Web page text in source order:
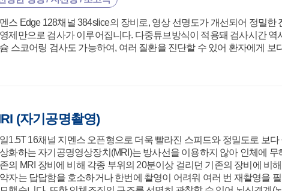
스 Edge 128채널 384slice의 장비로, 영상 선명도가 개선되어 정밀
제만으로 검사가 이루어집니다. 다중튜브방식이 적용돼 검사시간
스코어링 검사도 가능하여, 여러 질환을 진단할 수 있어 환자에게 보
(자기공명촬영)
1.5T 16채널 지멘스 오픈형으로 더욱 빨라진 스피드와 정밀도로 보
화하는 자기공명영상장치(MRI)는 방사선을 이용하지 않아 인체에
의 MRI 장비에 비해 각종 부위의 20분이상 걸리던 기존의 장비에
자는 답답함을 호소하거나 한번에 촬영이 어려워 여러 번 재촬영을